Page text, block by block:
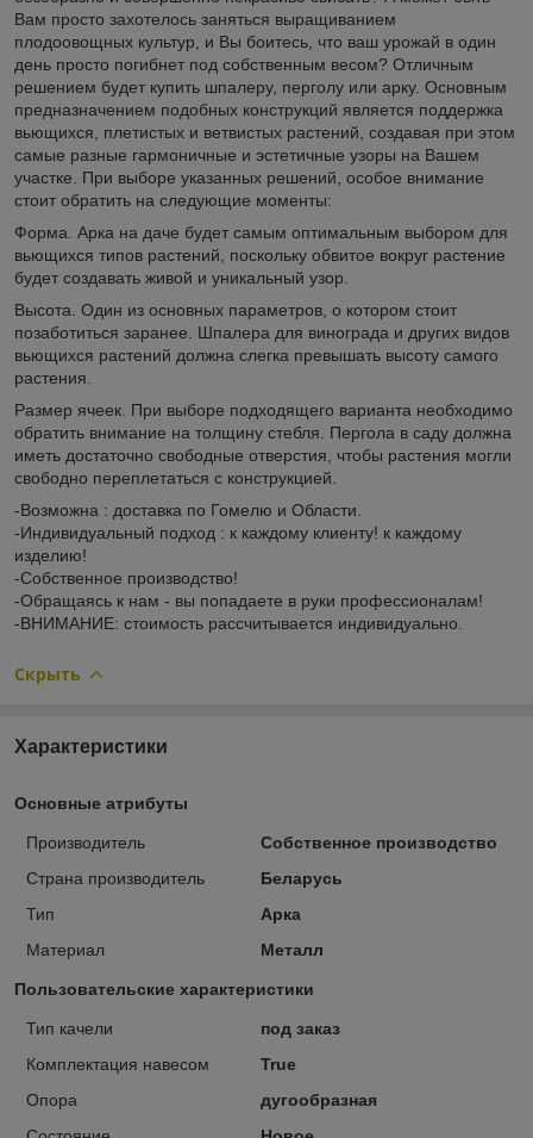
Вам просто захотелось заняться выращиванием
плодоовощных культур, и Вы боитесь, что ваш урожай в один
день просто погибнет под собственным весом? Отличным
решением будет купить шпалеру, перголу или арку. Основным
предназначением подобных конструкций является поддержка
вьющихся, плетистых и ветвистых растений, создавая при этом
самые разные гармоничные и эстетичные узоры на Вашем
участке. При выборе указанных решений, особое внимание
стоит обратить на следующие моменты:
Форма. Арка на даче будет самым оптимальным выбором для
вьющихся типов растений, поскольку обвитое вокруг растение
будет создавать живой и уникальный узор.
Высота. Один из основных параметров, о котором стоит
позаботиться заранее. Шпалера для винограда и других видов
вьющихся растений должна слегка превышать высоту самого
растения.
Размер ячеек. При выборе подходящего варианта необходимо
обратить внимание на толщину стебля. Пергола в саду должна
иметь достаточно свободные отверстия, чтобы растения могли
свободно переплетаться с конструкцией.
-Возможна : доставка по Гомелю и Области.
-Индивидуальный подход : к каждому клиенту! к каждому
изделию!
-Собственное производство!
-Обращаясь к нам - вы попадаете в руки профессионалам!
-ВНИМАНИЕ: стоимость рассчитывается индивидуально.
Скрыть
Характеристики
Основные атрибуты
Производитель
Собственное производство
Страна производитель
Беларусь
Тип
Арка
Материал
Металл
Пользовательские характеристики
Тип качели
под заказ
Комплектация навесом
True
Опора
дугообразная